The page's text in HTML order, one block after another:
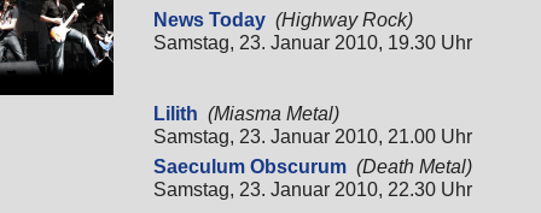
News Today (Highway Rock)
Samstag, 23. Januar 2010, 19.30 Uhr
Lilith (Miasma Metal)
Samstag, 23. Januar 2010, 21.00 Uhr
Saeculum Obscurum (Death Metal)
Samstag, 23. Januar 2010, 22.30 Uhr